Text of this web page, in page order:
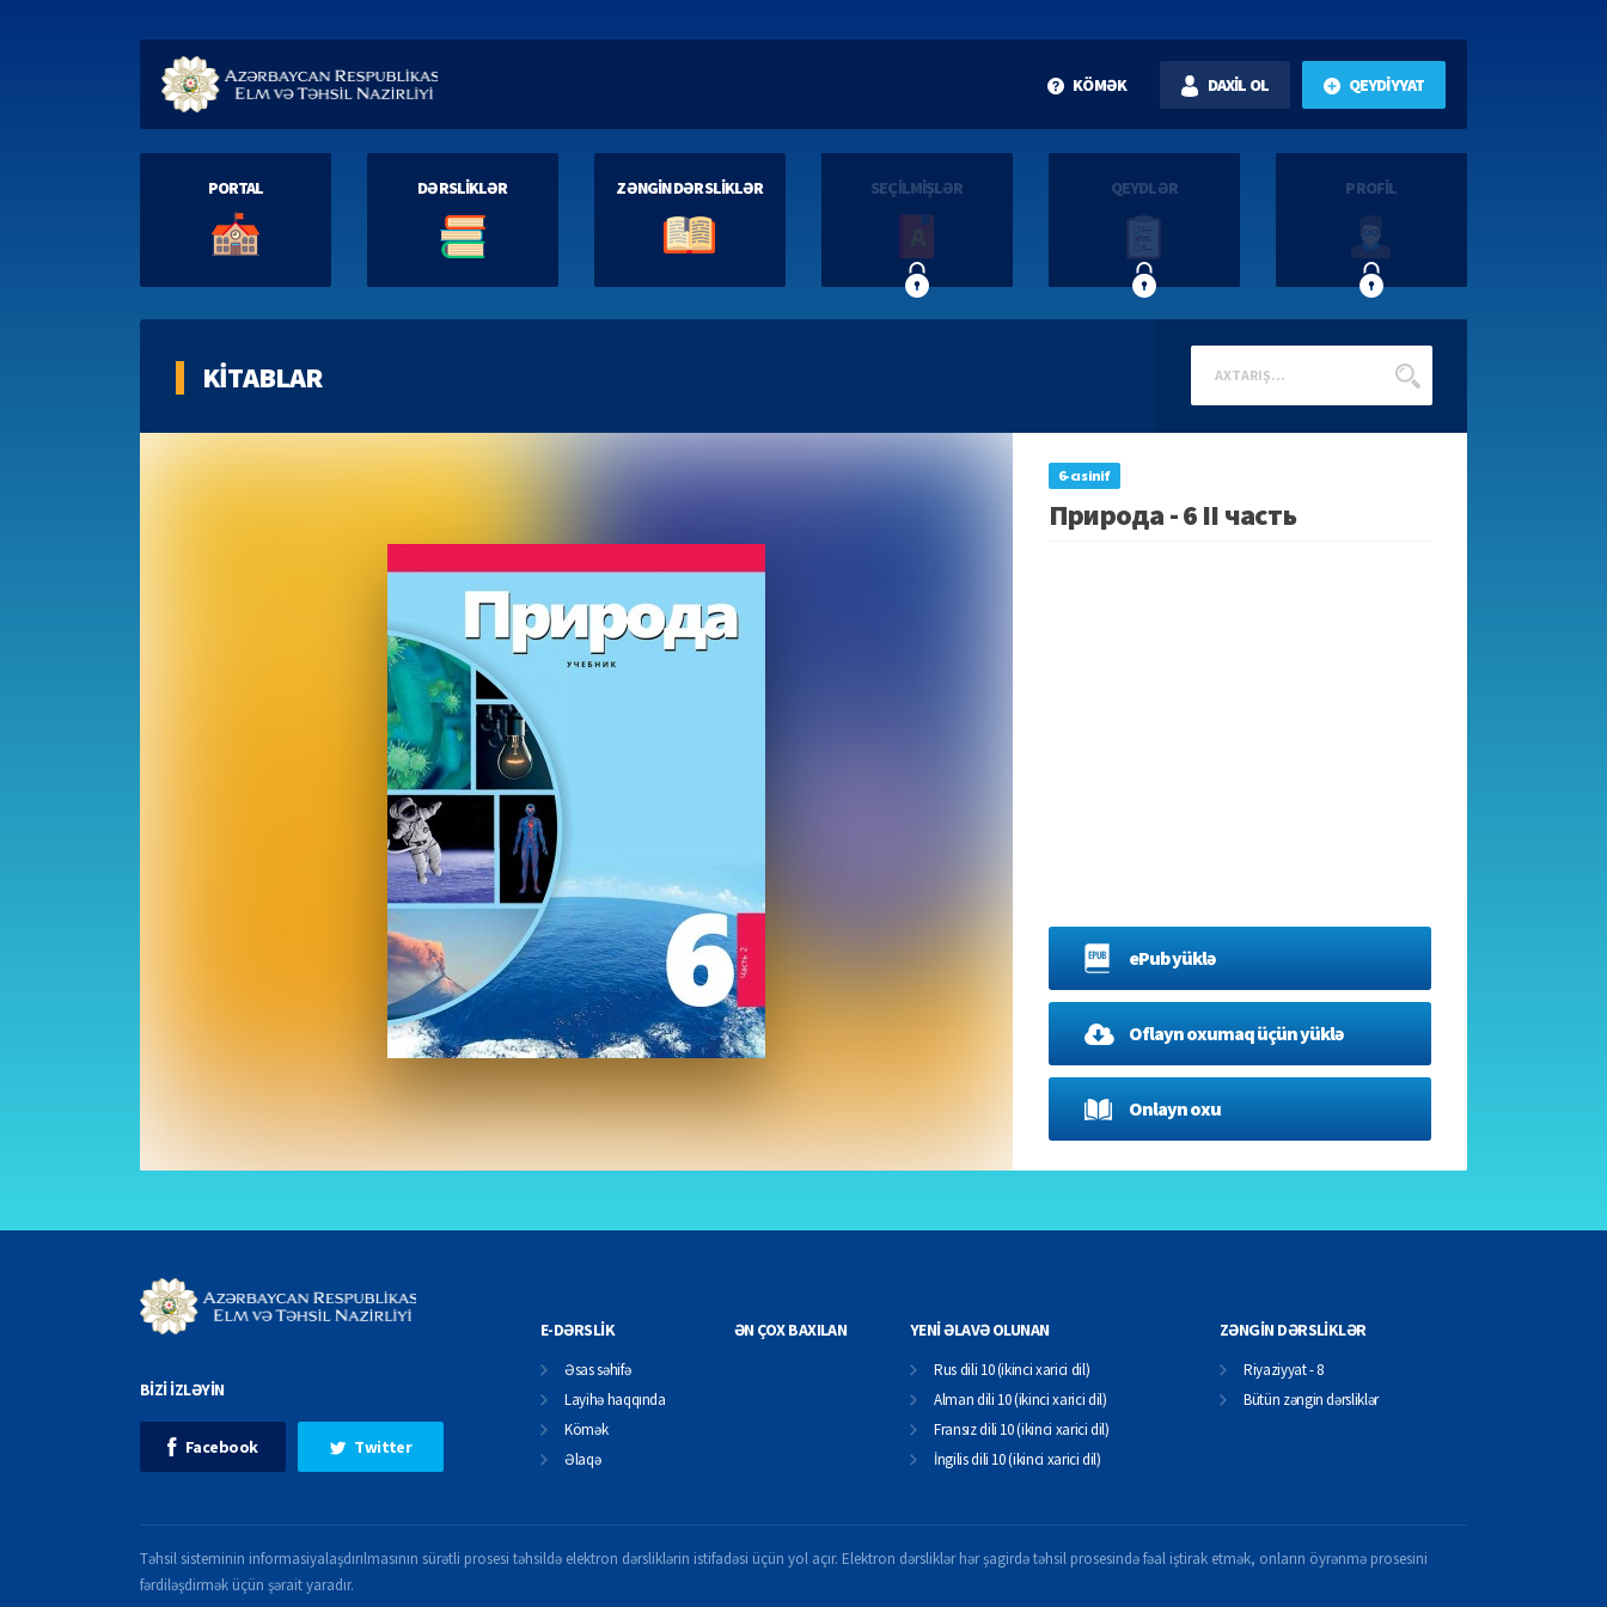
KÖMƏK DAXİL OL QEYDİYYAT
PORTAL DƏRSLİKLƏR ZƏNGİN DƏRSLİKLƏR SEÇİLMİŞLƏR QEYDLƏR PROFİL
KİTABLAR
6-cı sinif
Природа - 6 II часть
ePub yüklə
Oflayn oxumaq üçün yüklə
Onlayn oxu
BİZİ İZLƏYİN
Facebook Twitter
E-DƏRSLİK
Əsas səhifə
Layihə haqqında
Kömək
Əlaqə
ƏN ÇOX BAXILAN YENİ ƏLAVƏ OLUNAN
Rus dili 10 (ikinci xarici dil)
Alman dili 10 (ikinci xarici dil)
Fransız dili 10 (ikinci xarici dil)
İngilis dili 10 (ikinci xarici dil)
ZƏNGİN DƏRSLİKLƏR
Riyaziyyat - 8
Bütün zəngin dərsliklər
Təhsil sisteminin informasiyalaşdırılmasının sürətli prosesi təhsildə elektron dərsliklərin istifadəsi üçün yol açır. Elektron dərsliklər hər şagirdə təhsil prosesində fəal iştirak etmək, onların öyrənmə prosesini
fərdiləşdirmək üçün şərait yaradır.